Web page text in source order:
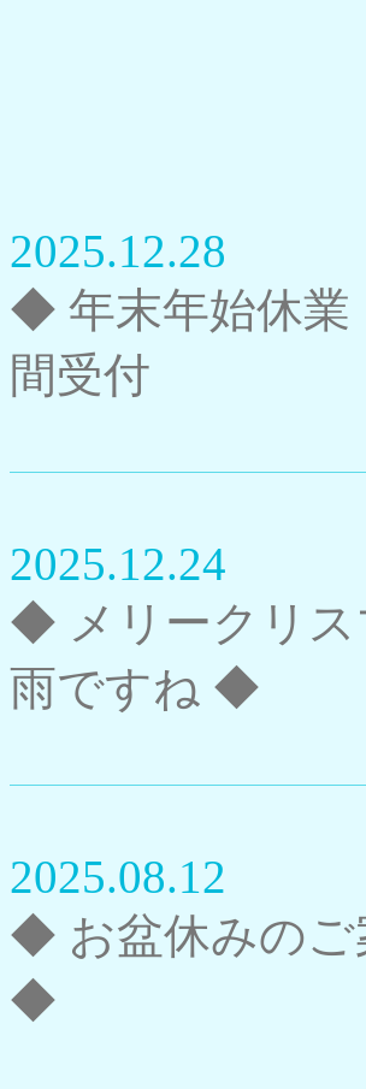
2025.12.28
◆ 年末年始休業
間受付
2025.12.24
◆ メリークリ
雨ですね ◆
2025.08.12
◆ お盆休みのご
◆